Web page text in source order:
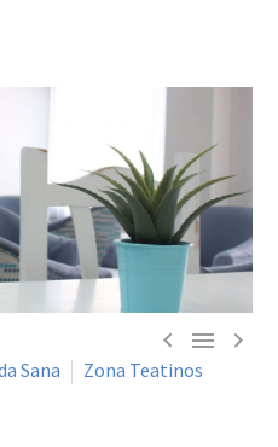
  
Sana
Zona Teatinos